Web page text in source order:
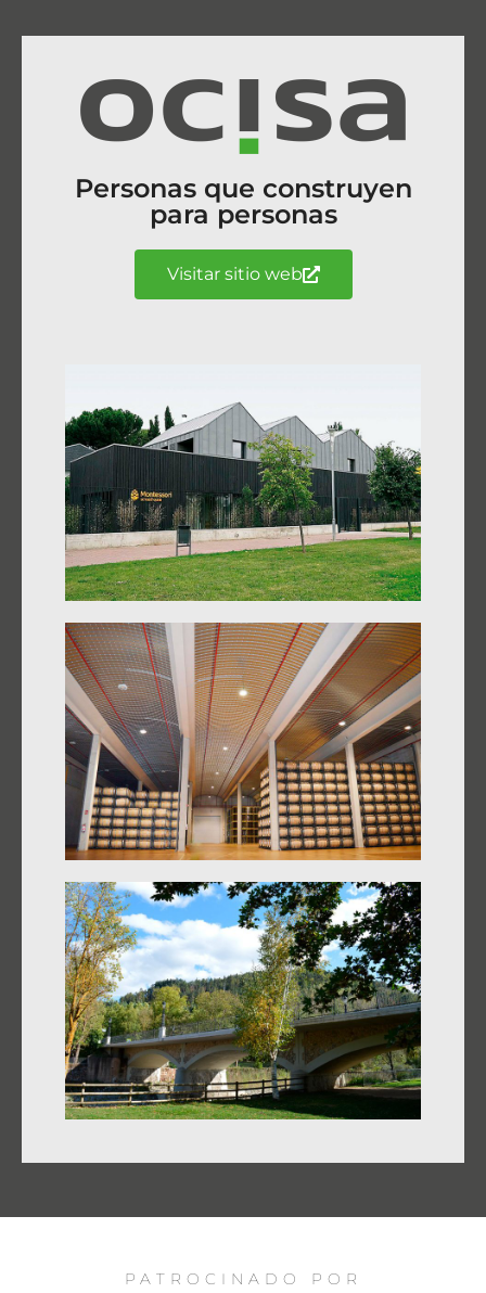
Personas que construyen
para personas
Visitar sitio web
PATROCINADO POR